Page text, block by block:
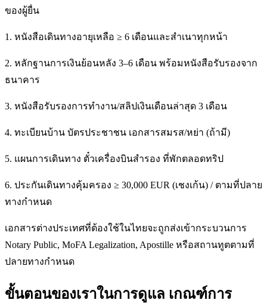
ของผู้ยื่น
1. หนังสือเดินทางอายุเหลือ ≥ 6 เดือนและสำเนาทุกหน้า
2. หลักฐานการเงินย้อนหลัง 3–6 เดือน พร้อมหนังสือรับรองจาก
ธนาคาร
3. หนังสือรับรองการทำงาน/สลิปเงินเดือนล่าสุด 3 เดือน
4. ทะเบียนบ้าน บัตรประชาชน เอกสารสมรส/หย่า (ถ้ามี)
5. แผนการเดินทาง ตั๋วเครื่องบินสำรอง ที่พักตลอดทริป
6. ประกันเดินทางคุ้มครอง ≥ 30,000 EUR (เชงเก้น) / ตามที่ปลาย
ทางกำหนด
เอกสารต่างประเทศที่ต้องใช้ในไทยจะถูกส่งเข้ากระบวนการ
Notary Public, MoFA Legalization, Apostille หรือสถานทูตตามที่
ปลายทางกำหนด
ขั้นตอนของเราในการดูแล เกณฑ์การ